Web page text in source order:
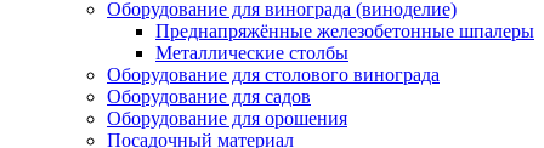
Оборудование для винограда (виноделие)
Преднапряжённые железобетонные шпалеры
Металлические столбы
Оборудование для столового винограда
Оборудование для садов
Оборудование для орошения
Посадочный материал